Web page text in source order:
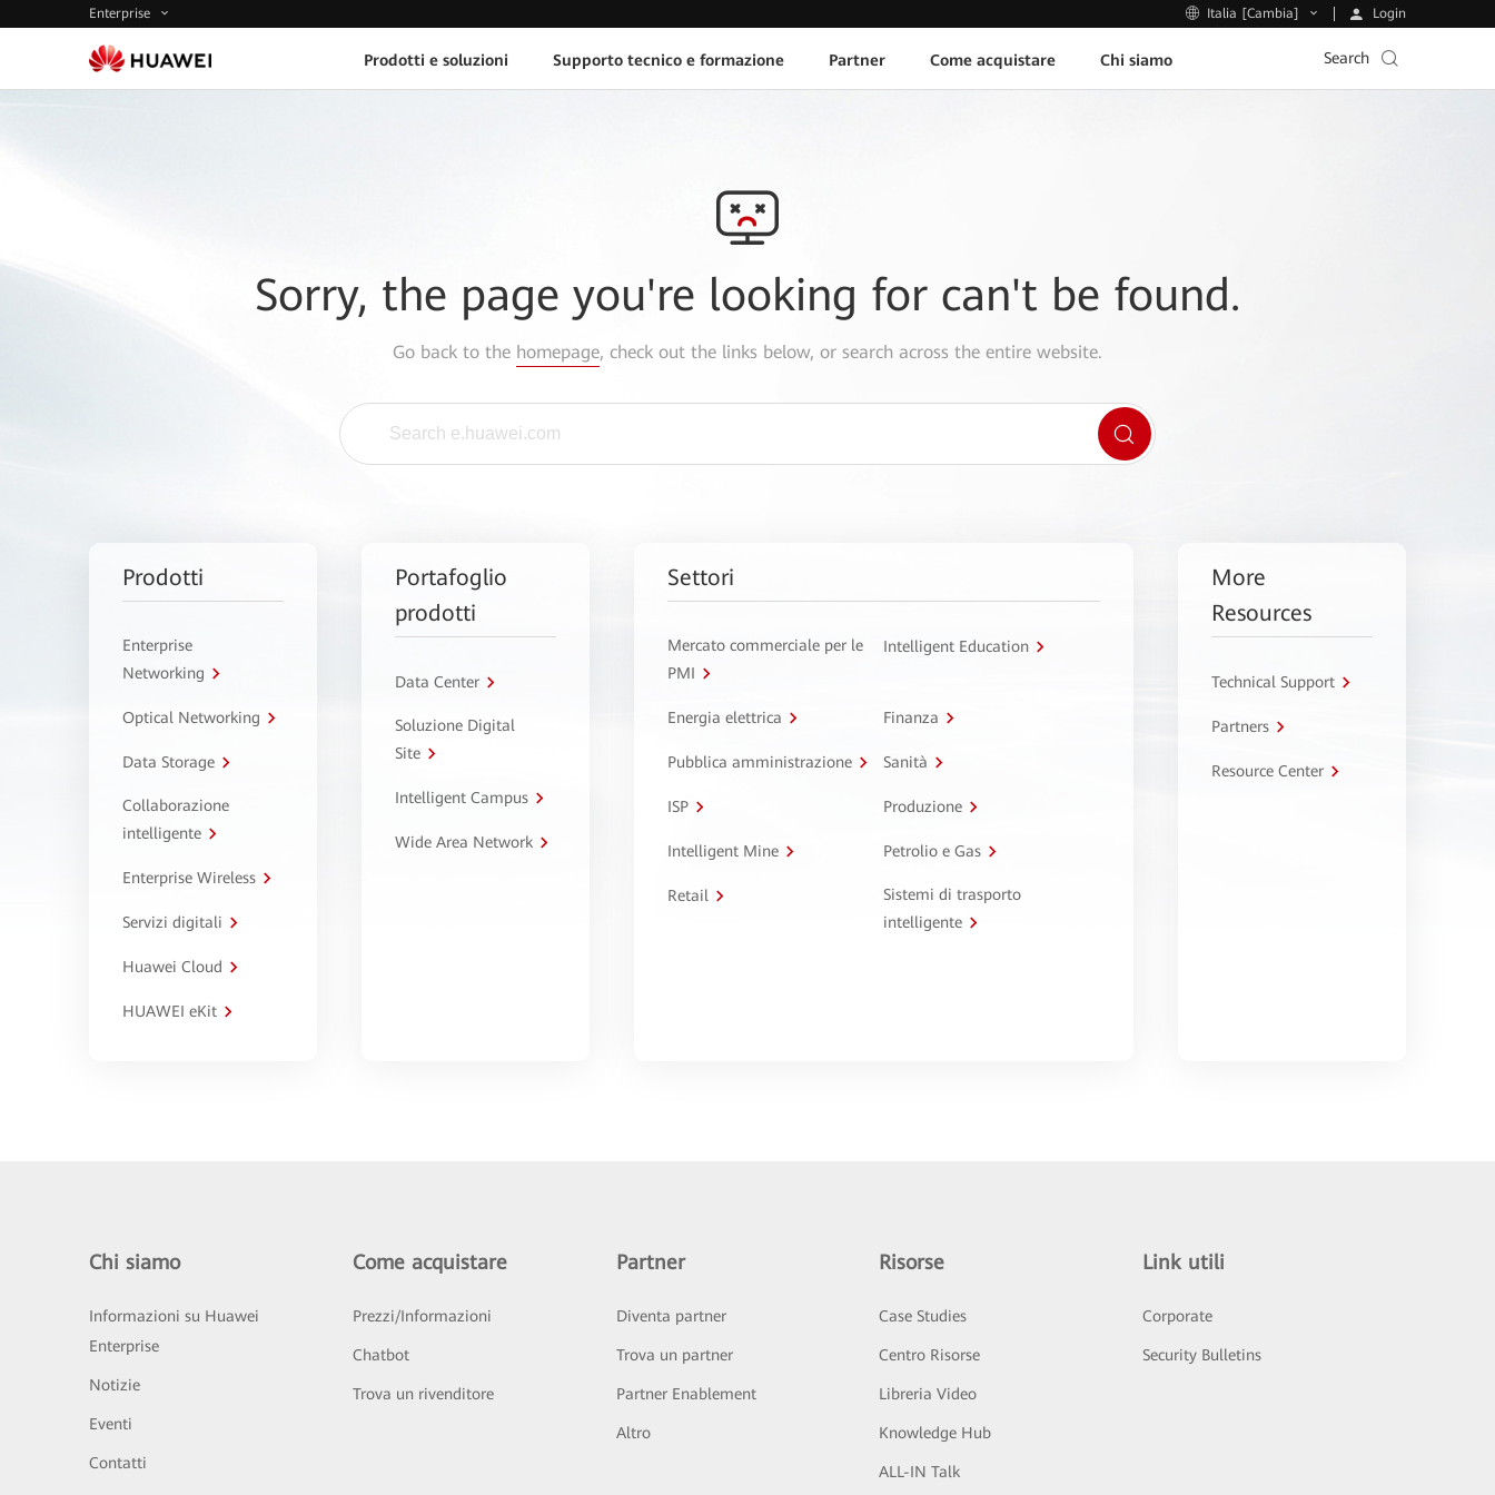
Enterprise Italia [Cambia] Login
Prodotti e soluzioni Supporto tecnico e formazione Partner Come acquistare Chi siamo Search
Sorry, the page you're looking for can't be found.
Go back to the homepage, check out the links below, or search across the entire website.
Prodotti
Enterprise
Networking
Optical Networking
Data Storage
Collaborazione
intelligente
Enterprise Wireless
Servizi digitali
Huawei Cloud
HUAWEI eKit
Portafoglio
prodotti
Data Center
Soluzione Digital
Site
Intelligent Campus
Wide Area Network
Settori
Mercato commerciale per le
PMI
Intelligent Education
Energia elettrica Finanza
Pubblica amministrazione Sanità
ISP Produzione
Intelligent Mine Petrolio e Gas
Retail
Sistemi di trasporto
intelligente
More
Resources
Technical Support
Partners
Resource Center
Chi siamo
Informazioni su Huawei
Enterprise
Notizie
Eventi
Contatti
Come acquistare
Prezzi/Informazioni
Chatbot
Trova un rivenditore
Partner
Diventa partner
Trova un partner
Partner Enablement
Altro
Risorse
Case Studies
Centro Risorse
Libreria Video
Knowledge Hub
ALL-IN Talk
Link utili
Corporate
Security Bulletins